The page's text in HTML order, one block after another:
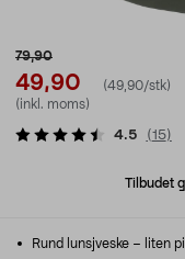
79,90
49,90
(49,90/stk)
(inkl. moms)
4.5 (15)
Tilbudet
Rund lunsjveske – liten